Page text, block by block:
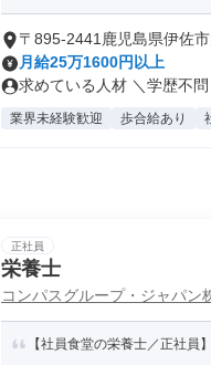
〒895-2441鹿児島県伊佐
月給25万1600円以上
求めている人材 ＼学歴不
業界未経験歓迎 歩合給あり
正社員
栄養士
コンパスグループ・ジャパン
【社員食堂の栄養士／正社